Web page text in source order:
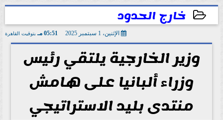
خارج الحدود
الإثنين، 1 سبتمبر 2025 05:51 مـ بتوقيت القاهرة
وزير الخارجية يلتقي رئيس
وزراء ألبانيا على هامش
منتدى بليد الاستراتيجي